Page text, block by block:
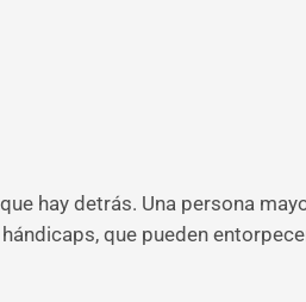
hay detrás. Una persona
que pueden